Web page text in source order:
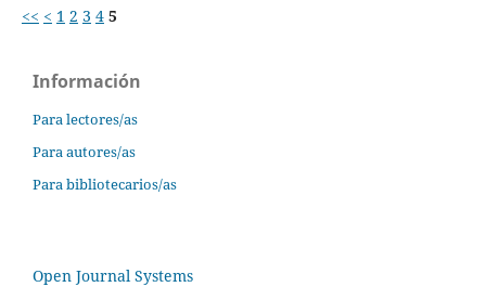
<< < 1 2 3 4 5
Información
Para lectores/as
Para autores/as
Para bibliotecarios/as
Open Journal Systems